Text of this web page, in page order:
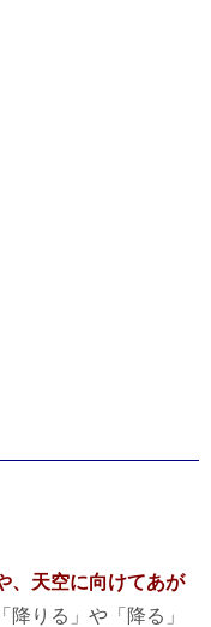
、天空に向けてあが
りる」や「降る」